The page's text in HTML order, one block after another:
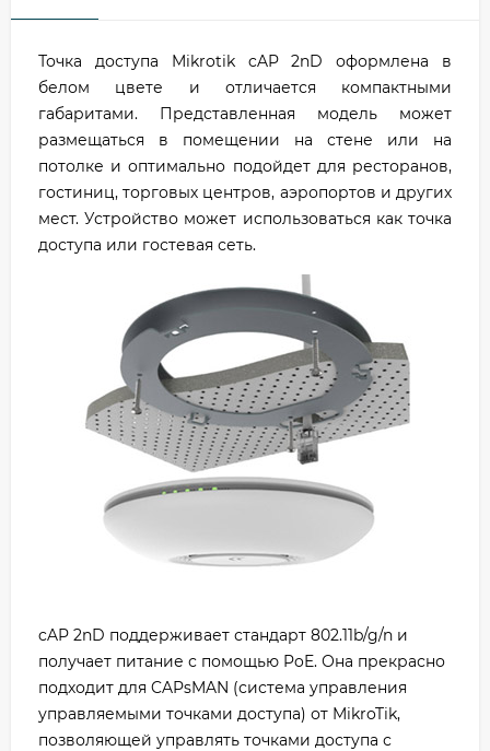
Точка доступа Mikrotik cAP 2nD оформлена в
белом цвете и отличается компактными
габаритами. Представленная модель может
размещаться в помещении на стене или на
потолке и оптимально подойдет для ресторанов,
гостиниц, торговых центров, аэропортов и других
мест. Устройство может использоваться как точка
доступа или гостевая сеть.
cAP 2nD поддерживает стандарт 802.11b/g/n и
получает питание с помощью PoE. Она прекрасно
подходит для CAPsMAN (система управления
управляемыми точками доступа) от MikroTik,
позволяющей управлять точками доступа с